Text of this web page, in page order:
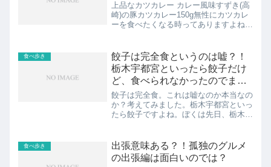
上品なカツカレー カレー風味すずき(高
崎)の豚カツカレー150g無性にカツカレ
ーを食べたくなる時ってありますよね。
足!!っていう路線もありましぼくは、あ
のゴーゴーカレー...
食べ歩き
餃子は完全食というのは嘘？！
栃木宇都宮といったら餃子だけ
ど、食べられなかったのでまと
める！！
餃子は完全食。これは嘘なのか本当なの
か？考えてみました。栃木宇都宮といっ
たら餃子ですよね。ぼくは先日、栃木県
子は完全食というのは嘘か本当か(栄養
素と宇都宮の人から)2...
食べ歩き
出張意味ある？！孤独のグルメ
の出張編は面白いのでは？